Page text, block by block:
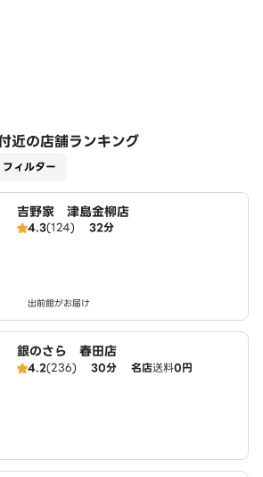
近の店舗ランキング
フィルター
吉野家 津島金柳店
4.3(124) 32分
出前館がお届け
銀のさら 春田店
4.2(236) 30分 名店送料0円